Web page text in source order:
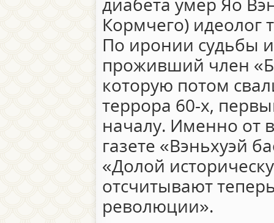
Кормчего) идеолог
По иронии судьбы
проживший член
которую потом
террора 60-х,
началу. Именно от
газете «Вэньхуэй
«Долой
отсчитывают
революции».